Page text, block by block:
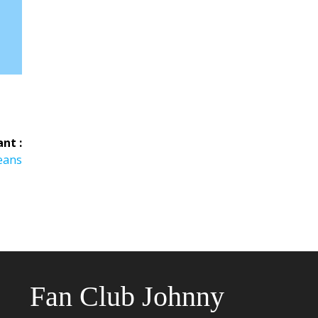
:
Fan Club Johnny